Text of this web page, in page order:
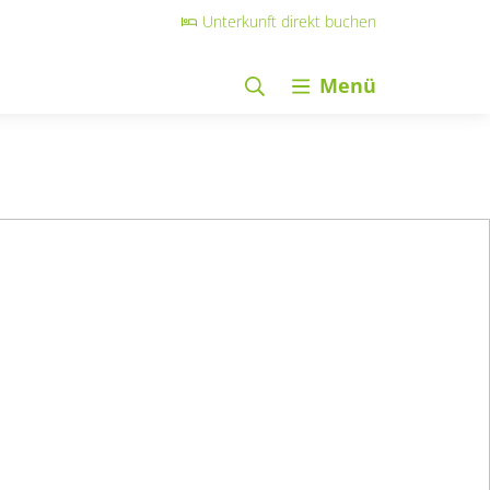
Unterkunft direkt buchen
Menü